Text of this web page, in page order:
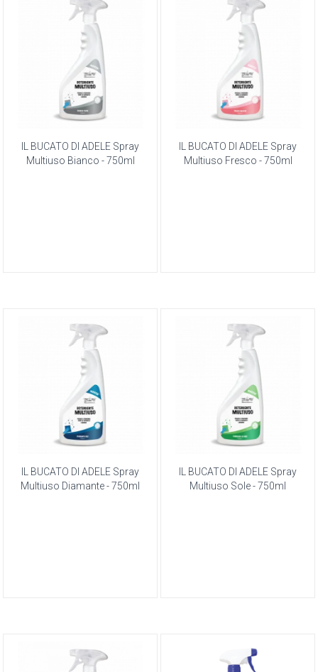
IL BUCATO DI ADELE Spray
Multiuso Bianco - 750ml
IL BUCATO DI ADELE Spray
Multiuso Fresco - 750ml
IL BUCATO DI ADELE Spray
Multiuso Diamante - 750ml
IL BUCATO DI ADELE Spray
Multiuso Sole - 750ml